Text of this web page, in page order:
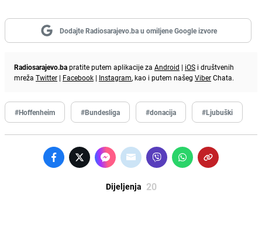
Dodajte Radiosarajevo.ba u omiljene Google izvore
Radiosarajevo.bapratite putem aplikacije za Android | iOS i društvenih
mreža Twitter | Facebook | Instagram, kao i putem našeg ViberChata.
#Hoffenheim #Bundesliga #donacija #Ljubuški
Dijeljenja 20